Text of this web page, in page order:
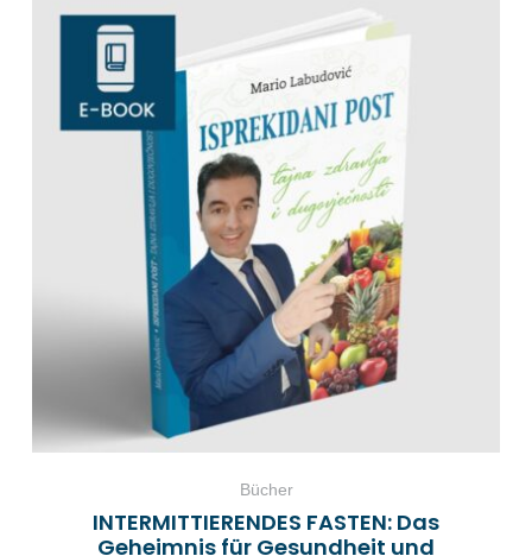
Bücher
INTERMITTIERENDES FASTEN: Das
Geheimnis für Gesundheit und